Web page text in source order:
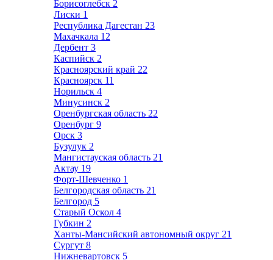
Борисоглебск 2
Лиски 1
Республика Дагестан 23
Махачкала 12
Дербент 3
Каспийск 2
Красноярский край 22
Красноярск 11
Норильск 4
Минусинск 2
Оренбургская область 22
Оренбург 9
Орск 3
Бузулук 2
Мангистауская область 21
Актау 19
Форт-Шевченко 1
Белгородская область 21
Белгород 5
Старый Оскол 4
Губкин 2
Ханты-Мансийский автономный округ 21
Сургут 8
Нижневартовск 5